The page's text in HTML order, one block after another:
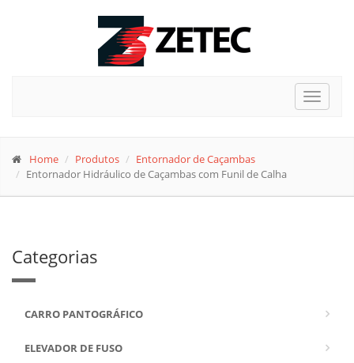
Toggle
Home Produtos
Entornador de Caçambas
Entornador Hidráulico de Caçambas com Funil de Calha
Categorias
CARRO PANTOGRÁFICO
ELEVADOR DE FUSO